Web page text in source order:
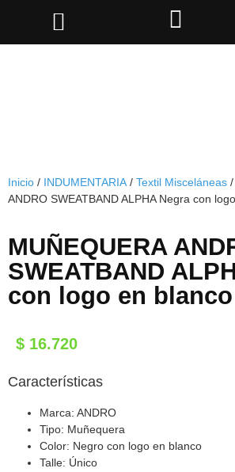
Inicio / INDUMENTARIA / Textil Misceláneas
ANDRO SWEATBAND ALPHA Negra con
MUÑEQUERA
SWEATBAND
con logo en blanco
$ 16.720
Características
Marca: ANDRO
Tipo: Muñequera
Color: Negro con logo en blanco
Talle: Único